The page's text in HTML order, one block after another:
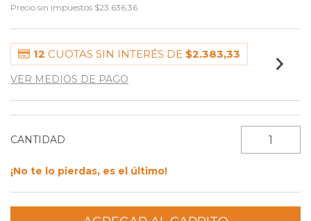
Precio sin impuestos $23.636,36
12 CUOTAS SIN INTERÉS DE $2.383,33
VER MEDIOS DE PAGO
CANTIDAD
¡No te lo pierdas, es el último!